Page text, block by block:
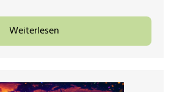
Weiterlesen